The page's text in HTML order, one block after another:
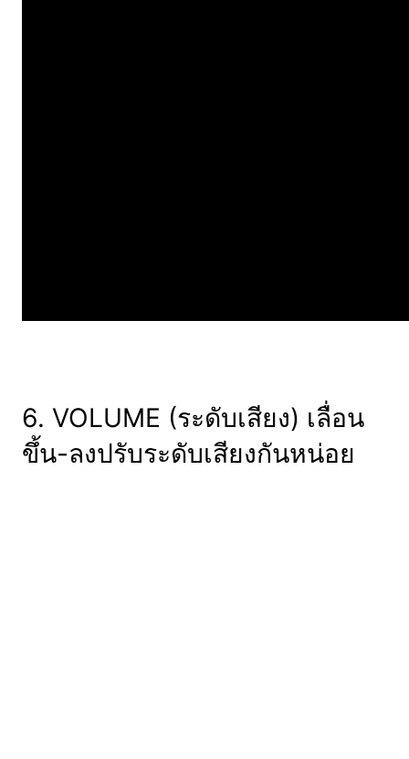
6. VOLUME (ระดับเสียง) เลื่อน
ขึ้น-ลงปรับระดับเสียงกันหน่อย